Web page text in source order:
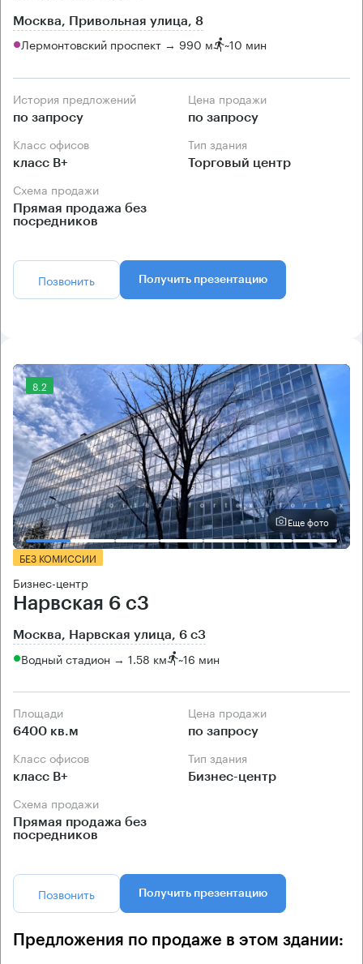
Москва, Привольная улица, 8
Лермонтовский проспект → 990 м ~10 мин
История предложений
по запросу
Цена продажи
по запросу
Класс офисов
класс B+
Тип здания
Торговый центр
Схема продажи
Прямая продажа без
посредников
Позвонить Получить презентацию
8.2
Еще фото
БЕЗ КОМИССИИ
Бизнес-центр
Нарвская 6 с3
Москва, Нарвская улица, 6 с3
Водный стадион → 1.58 км ~16 мин
Площади
6400 кв.м
Цена продажи
по запросу
Класс офисов
класс B+
Тип здания
Бизнес-центр
Схема продажи
Прямая продажа без
посредников
Позвонить Получить презентацию
Предложения по продаже в этом здании: